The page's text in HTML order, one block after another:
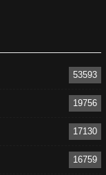
53593
19756
17130
16759